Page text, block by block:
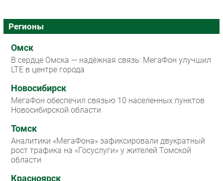
Регионы
Омск
В сердце Омска — надёжная связь: МегаФон улучшил
LTE в центре города
Новосибирск
МегаФон обеспечил связью 10 населенных пунктов
Новосибирской области
Томск
Аналитики «МегаФона» зафиксировали двукратный
рост трафика на «Госуслуги» у жителей Томской
области
Красноярск